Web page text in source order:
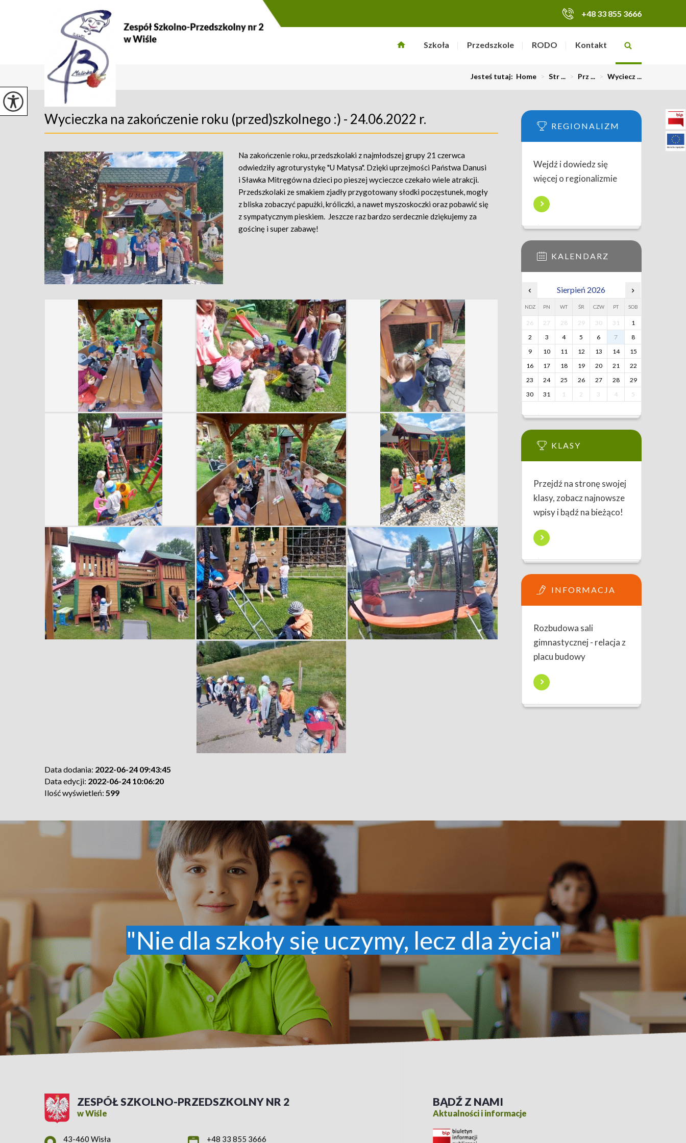
+48 33 855 3666
Szkoła Przedszkole RODO Kontakt
Jesteś tutaj: Home > Str ... > Prz ... > Wyciecz ...
Wycieczka na zakończenie roku (przed)szkolnego :) - 24.06.2022 r.
Na zakończenie roku, przedszkolaki z najmłodszej grupy 21 czerwca
odwiedziły agroturystykę "U Matysa". Dzięki uprzejmości Państwa Danusi
i Sławka Mitręgów na dzieci po pieszej wycieczce czekało wiele atrakcji.
Przedszkolaki ze smakiem zjadły przygotowany słodki poczęstunek, mogły
z bliska zobaczyć papużki, króliczki, a nawet myszoskoczki oraz pobawić się
z sympatycznym pieskiem. Jeszcze raz bardzo serdecznie dziękujemy za
gościnę i super zabawę!
Data dodania: 2022-06-24 09:43:45
Data edycji: 2022-06-24 10:06:20
Ilość wyświetleń: 599
REGIONALIZM
Wejdź i dowiedz się
więcej o regionalizmie
KALENDARZ
‹ Sierpień 2026 ›
NDZ PN WT ŚR CZW PT SOB
26 27 28 29 30 31
1
2
3 4 5 6 7
8
9
10 11 12 13 14
15
16
17 18 19 20 21
22
23
24 25 26 27 28
29
30
31 1 2 3 4 5
KLASY
Przejdź na stronę swojej
klasy, zobacz najnowsze
wpisy i bądź na bieżąco!
INFORMACJA
Rozbudowa sali
gimnastycznej - relacja z
placu budowy
"Nie dla szkoły się uczymy, lecz dla życia"
ZESPÓŁ SZKOLNO-PRZEDSZKOLNY NR 2
w Wiśle
Adres pocztowy:
43-460 Wisła +48 33 855 3666
BĄDŹ Z NAMI
Aktualności i informacje